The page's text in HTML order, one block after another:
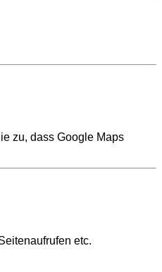
zu, dass Google Maps
etc.